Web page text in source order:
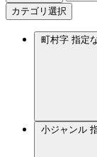
カテゴリ選択
町村字 指定
小ジャンル